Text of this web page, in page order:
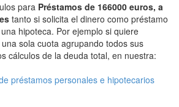
para Préstamos de 166000 euros, a
tanto si solicita el dinero como préstamo
hipoteca. Por ejemplo si quiere
sola cuota agrupando todos sus
cálculos de la deuda total, en nuestra:
préstamos personales e hipotecarios